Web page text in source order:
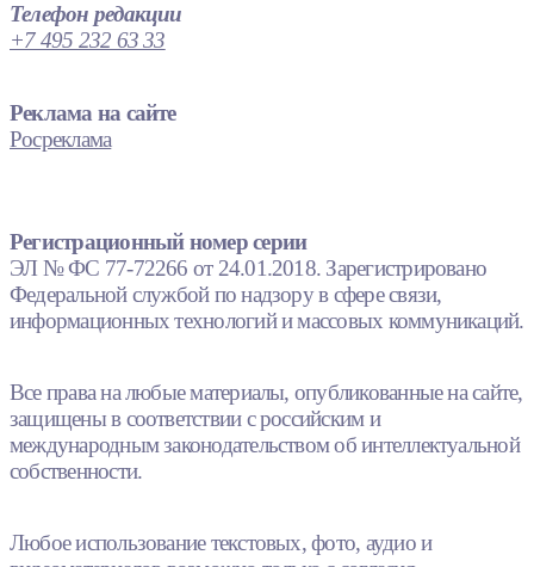
Телефон редакции
+7 495 232 63 33
Реклама на сайте
Росреклама
Регистрационный номер серии
ЭЛ № ФС 77-72266 от 24.01.2018. Зарегистрировано
Федеральной службой по надзору в сфере связи,
информационных технологий и массовых коммуникаций.
Все права на любые материалы, опубликованные на сайте,
защищены в соответствии с российским и
международным законодательством об интеллектуальной
собственности.
Любое использование текстовых, фото, аудио и